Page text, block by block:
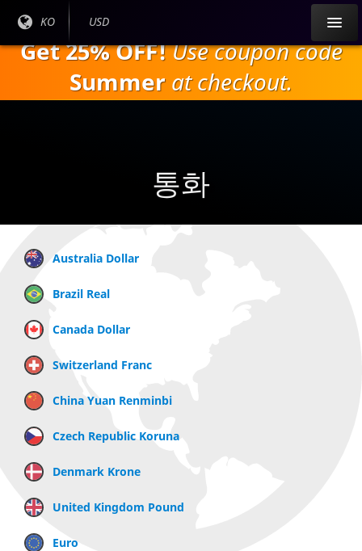
내
으
현재
:
KO
현재
USD
Get 25% OFF!Use coupon code
Summer at checkout.
통화
Australia Dollar
Brazil Real
Canada Dollar
Switzerland Franc
China Yuan Renminbi
Czech Republic Koruna
Denmark Krone
United Kingdom Pound
Euro